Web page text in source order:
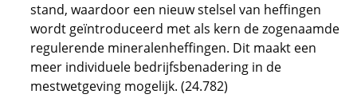
stand, waardoor een nieuw stelsel van heffingen
wordt geïntroduceerd met als kern de zogenaamde
regulerende mineralenheffingen. Dit maakt een
meer individuele bedrijfsbenadering in de
mestwetgeving mogelijk. (24.782)